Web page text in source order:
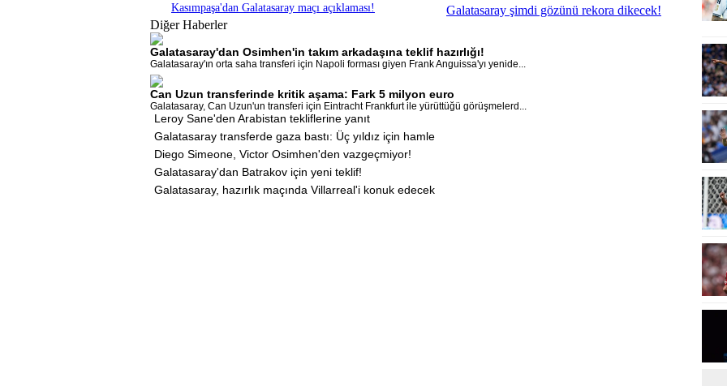
Kasımpaşa'dan Galatasaray maçı açıklaması!
Galatasaray şimdi gözünü rekora dikecek!
Diğer Haberler
Galatasaray'dan Osimhen'in takım arkadaşına teklif hazırlığı!
Galatasaray'ın orta saha transferi için Napoli forması giyen Frank Anguissa'yı yenide...
Can Uzun transferinde kritik aşama: Fark 5 milyon euro
Galatasaray, Can Uzun'un transferi için Eintracht Frankfurt ile yürüttüğü görüşmelerd...
Leroy Sane'den Arabistan tekliflerine yanıt
Galatasaray transferde gaza bastı: Üç yıldız için hamle
Diego Simeone, Victor Osimhen'den vazgeçmiyor!
Galatasaray'dan Batrakov için yeni teklif!
Galatasaray, hazırlık maçında Villarreal'i konuk edecek